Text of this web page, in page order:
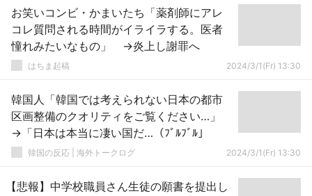
お笑いコンビ・かまいたち「薬剤師にアレ
コレ質問される時間がイライラする。医者
憧れみたいなもの」 →炎上し謝罪へ
はちま起稿 2024/3/1(Fr) 13:30
韓国人「韓国では考えられない日本の都市
区画整備のクオリティをご覧ください…」
→「日本は本当に凄い国だ…（ﾌﾞﾙﾌﾞﾙ」
韓国の反応 | 海外トークログ 2024/3/1(Fr) 13:30
【悲報】中学校職員さん生徒の願書を提出し